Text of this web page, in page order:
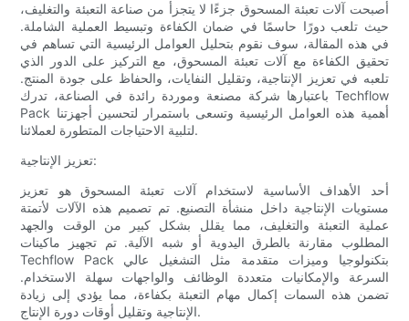
أصبحت آلات تعبئة المسحوق جزءًا لا يتجزأ من صناعة التعبئة والتغليف،
حيث تلعب دورًا حاسمًا في ضمان الكفاءة وتبسيط العملية الشاملة.
في هذه المقالة، سوف نقوم بتحليل العوامل الرئيسية التي تساهم في
تحقيق الكفاءة مع آلات تعبئة المسحوق، مع التركيز على الدور الذي
تلعبه في تعزيز الإنتاجية، وتقليل النفايات، والحفاظ على جودة المنتج.
باعتبارها شركة مصنعة وموردة رائدة في الصناعة، تدرك Techflow
Pack أهمية هذه العوامل الرئيسية وتسعى باستمرار لتحسين أجهزتنا
لتلبية الاحتياجات المتطورة لعملائنا.
تعزيز الإنتاجية:
أحد الأهداف الأساسية لاستخدام آلات تعبئة المسحوق هو تعزيز
مستويات الإنتاجية داخل منشأة التصنيع. تم تصميم هذه الآلات لأتمتة
عملية التعبئة والتغليف، مما يقلل بشكل كبير من الوقت والجهد
المطلوب مقارنة بالطرق اليدوية أو شبه الآلية. تم تجهيز ماكينات
Techflow Pack بتكنولوجيا وميزات متقدمة مثل التشغيل عالي
السرعة والإمكانيات متعددة الوظائف والواجهات سهلة الاستخدام.
تضمن هذه السمات إكمال مهام التعبئة بكفاءة، مما يؤدي إلى زيادة
الإنتاجية وتقليل أوقات دورة الإنتاج.